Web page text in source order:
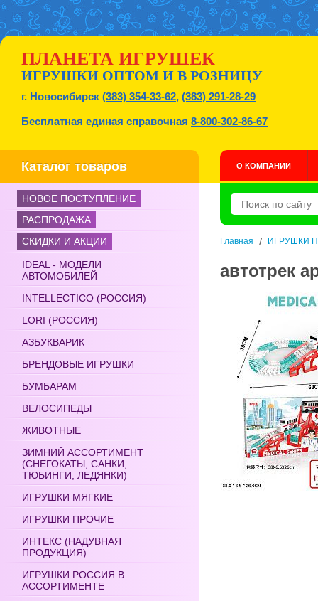
ПЛАНЕТА ИГРУШЕК
ИГРУШКИ ОПТОМ И В РОЗНИЦУ
г. Новосибирск (383) 354-33-62, (383) 291-28-29
Бесплатная единая справочная 8-800-302-86-67
Каталог товаров О КОМПАНИИ
НОВОЕ ПОСТУПЛЕНИЕ
РАСПРОДАЖА
СКИДКИ И АКЦИИ
IDEAL - МОДЕЛИ
АВТОМОБИЛЕЙ
INTELLECTICO (РОССИЯ)
LORI (РОССИЯ)
АЗБУКВАРИК
БРЕНДОВЫЕ ИГРУШКИ
БУМБАРАМ
ВЕЛОСИПЕДЫ
ЖИВОТНЫЕ
ЗИМНИЙ АССОРТИМЕНТ
(СНЕГОКАТЫ, САНКИ,
ТЮБИНГИ, ЛЕДЯНКИ)
ИГРУШКИ МЯГКИЕ
ИГРУШКИ ПРОЧИЕ
ИНТЕКС (НАДУВНАЯ
ПРОДУКЦИЯ)
ИГРУШКИ РОССИЯ В
АССОРТИМЕНТЕ
Главная / ИГРУШКИ
автотрек